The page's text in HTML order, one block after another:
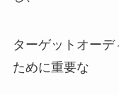
ターゲットオー
ために重要な